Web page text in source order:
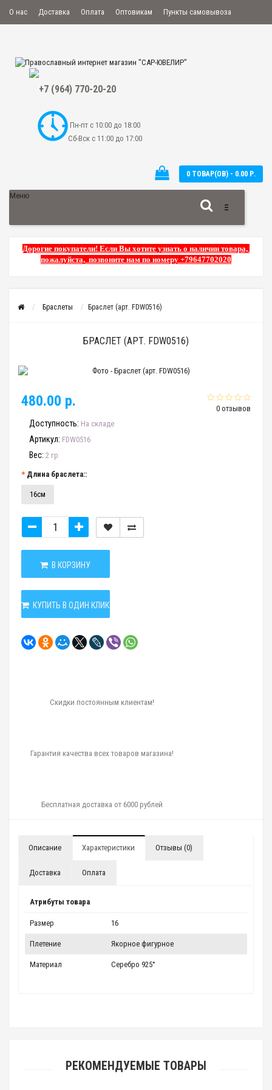
О нас Доставка Оплата Оптовикам Пункты самовывоза
+7 (964) 770-20-20
Пн-пт с 10:00 до 18:00
Сб-Вск с 11:00 до 17:00
0 ТОВАР(ОВ) - 0.00 Р.
Меню
Дорогие покупатели! Если Вы хотите узнать о наличии товара,
пожалуйста, позвоните нам по номеру +79647702020
Браслеты Браслет (арт. FDW0516)
БРАСЛЕТ (АРТ. FDW0516)
0 отзывов
480.00 р.
Доступность: На складе
Артикул: FDW0516
Вес: 2 гр
Длина браслета::
16см
В КОРЗИНУ
КУПИТЬ В ОДИН КЛИК
Скидки постоянным клиентам!
Гарантия качества всех товаров магазина!
Бесплатная доставка от 6000 рублей
Описание Характеристики Отзывы (0)
Доставка Оплата
Атрибуты товара
Размер 16
Плетение Якорное фигурное
Материал Серебро 925°
РЕКОМЕНДУЕМЫЕ ТОВАРЫ